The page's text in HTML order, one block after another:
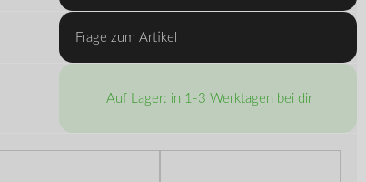
Frage zum Artikel
Auf Lager: in 1-3 Werktagen bei dir